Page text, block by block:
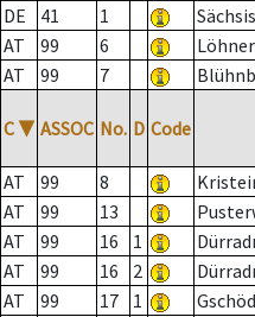
DE
41 1
AT
99 6
AT
99 7
C ▼ ASSOC No. D Code
AT 99 8
AT
99 13
AT
99 16 1
AT
99 16 2
AT
99 17 1